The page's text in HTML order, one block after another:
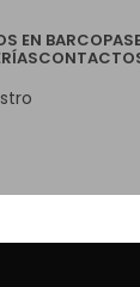
EN BARCO